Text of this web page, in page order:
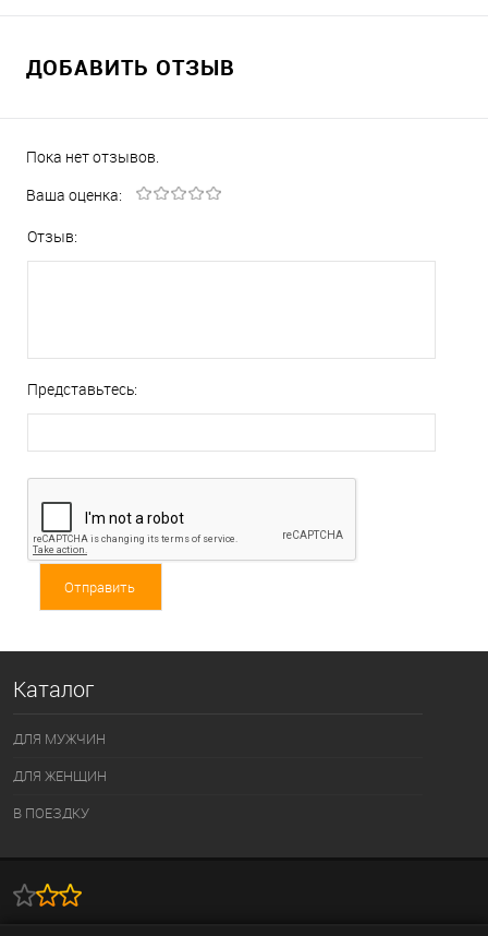
ДОБАВИТЬ ОТЗЫВ
Пока нет отзывов.
Ваша оценка:
Отзыв:
Представьтесь:
Каталог
ДЛЯ МУЖЧИН
ДЛЯ ЖЕНЩИН
В ПОЕЗДКУ